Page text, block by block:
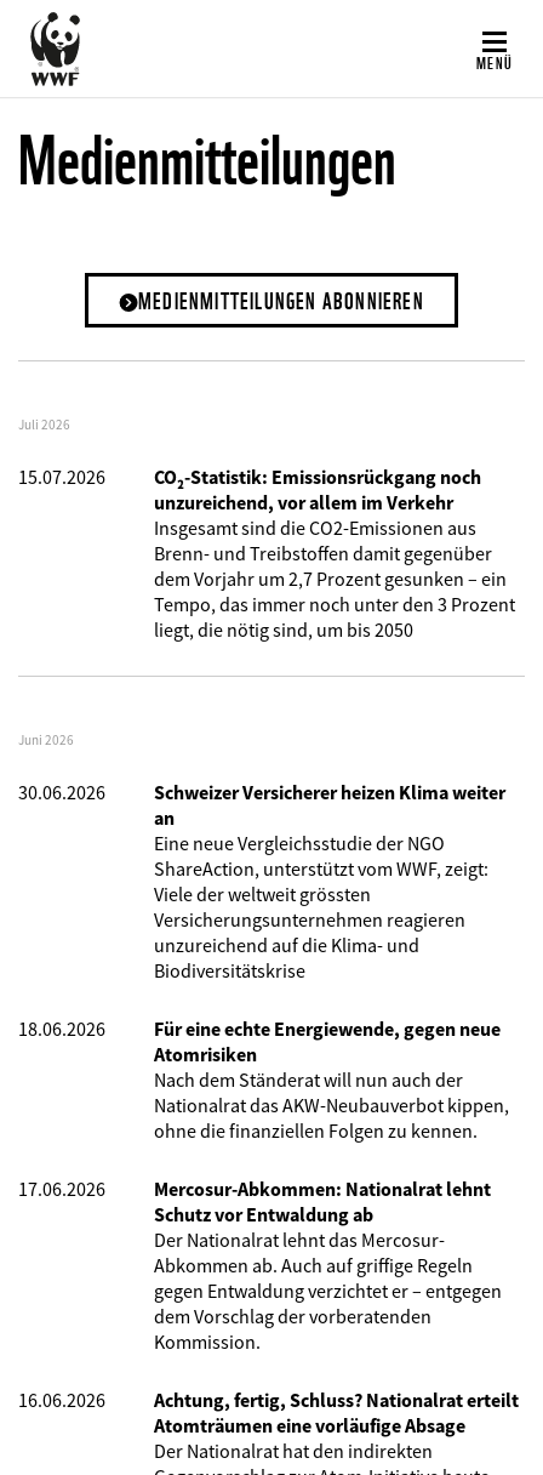
Direkt
zum
Inhalt
MENÜ
Medienmitteilungen
MEDIENMITTEILUNGEN ABONNIEREN
Juli 2026
15.07.2026
CO₂-Statistik: Emissionsrückgang noch
unzureichend, vor allem im Verkehr
Insgesamt sind die CO2-Emissionen aus
Brenn- und Treibstoffen damit gegenüber
dem Vorjahr um 2,7 Prozent gesunken – ein
Tempo, das immer noch unter den 3 Prozent
liegt, die nötig sind, um bis 2050
Juni 2026
30.06.2026
Schweizer Versicherer heizen Klima weiter
an
Eine neue Vergleichsstudie der NGO
ShareAction, unterstützt vom WWF, zeigt:
Viele der weltweit grössten
Versicherungsunternehmen reagieren
unzureichend auf die Klima- und
Biodiversitätskrise
18.06.2026
Für eine echte Energiewende, gegen neue
Atomrisiken
Nach dem Ständerat will nun auch der
Nationalrat das AKW-Neubauverbot kippen,
ohne die finanziellen Folgen zu kennen.
17.06.2026
Mercosur-Abkommen: Nationalrat lehnt
Schutz vor Entwaldung ab
Der Nationalrat lehnt das Mercosur-
Abkommen ab. Auch auf griffige Regeln
gegen Entwaldung verzichtet er – entgegen
dem Vorschlag der vorberatenden
Kommission.
16.06.2026
Achtung, fertig, Schluss? Nationalrat erteilt
Atomträumen eine vorläufige Absage
Der Nationalrat hat den indirekten